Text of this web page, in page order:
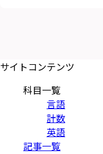
サイトコンテンツ
科目一覧
言語
計数
英語
記事一覧